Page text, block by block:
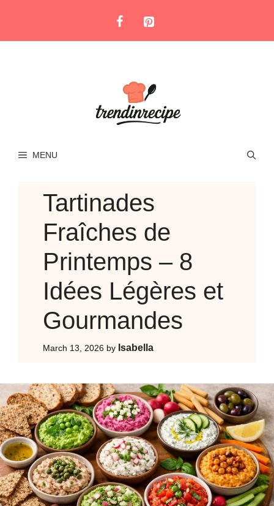
MENU
Tartinades
Fraîches de
Printemps – 8
Idées Légères et
Gourmandes
March 13, 2026 by Isabella